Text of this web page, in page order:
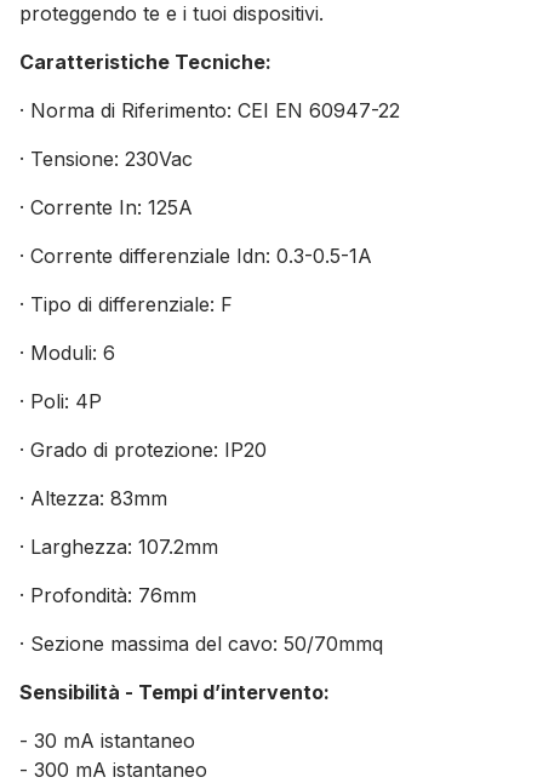
proteggendo te e i tuoi dispositivi.
Caratteristiche Tecniche:
· Norma di Riferimento: CEI EN 60947-22
· Tensione: 230Vac
· Corrente In: 125A
· Corrente differenziale Idn: 0.3-0.5-1A
· Tipo di differenziale: F
· Moduli: 6
· Poli: 4P
· Grado di protezione: IP20
· Altezza: 83mm
· Larghezza: 107.2mm
· Profondità: 76mm
· Sezione massima del cavo: 50/70mmq
Sensibilità - Tempi d’intervento:
- 30 mA istantaneo
- 300 mA istantaneo